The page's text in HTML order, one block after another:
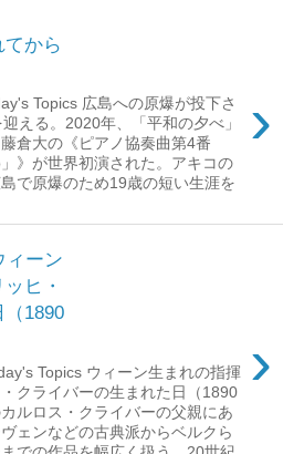
から
›
Topics 広島への原爆が投下さ
える。2020年、「平和の夕べ」
倉大の《ピアノ協奏曲第4番
」》が世界初演された。アキコの
で原爆のため19歳の短い生涯を
ィーン
ヒ・
1890
›
Topics ウィーン生まれの指揮
クライバーの生まれた日（1890
ルロス・クライバーの父親にあ
ェンなどの古典派からベルクら